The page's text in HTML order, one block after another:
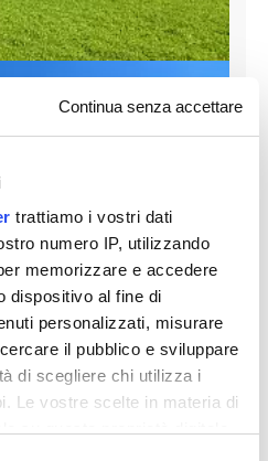
Continua senza accettare
trattiamo i vostri dati
numero IP, utilizzando
memorizzare e accedere
dispositivo al fine di
personalizzati, misurare
il pubblico e sviluppare
di scegliere chi utilizza i
Le vostre scelte in materia di